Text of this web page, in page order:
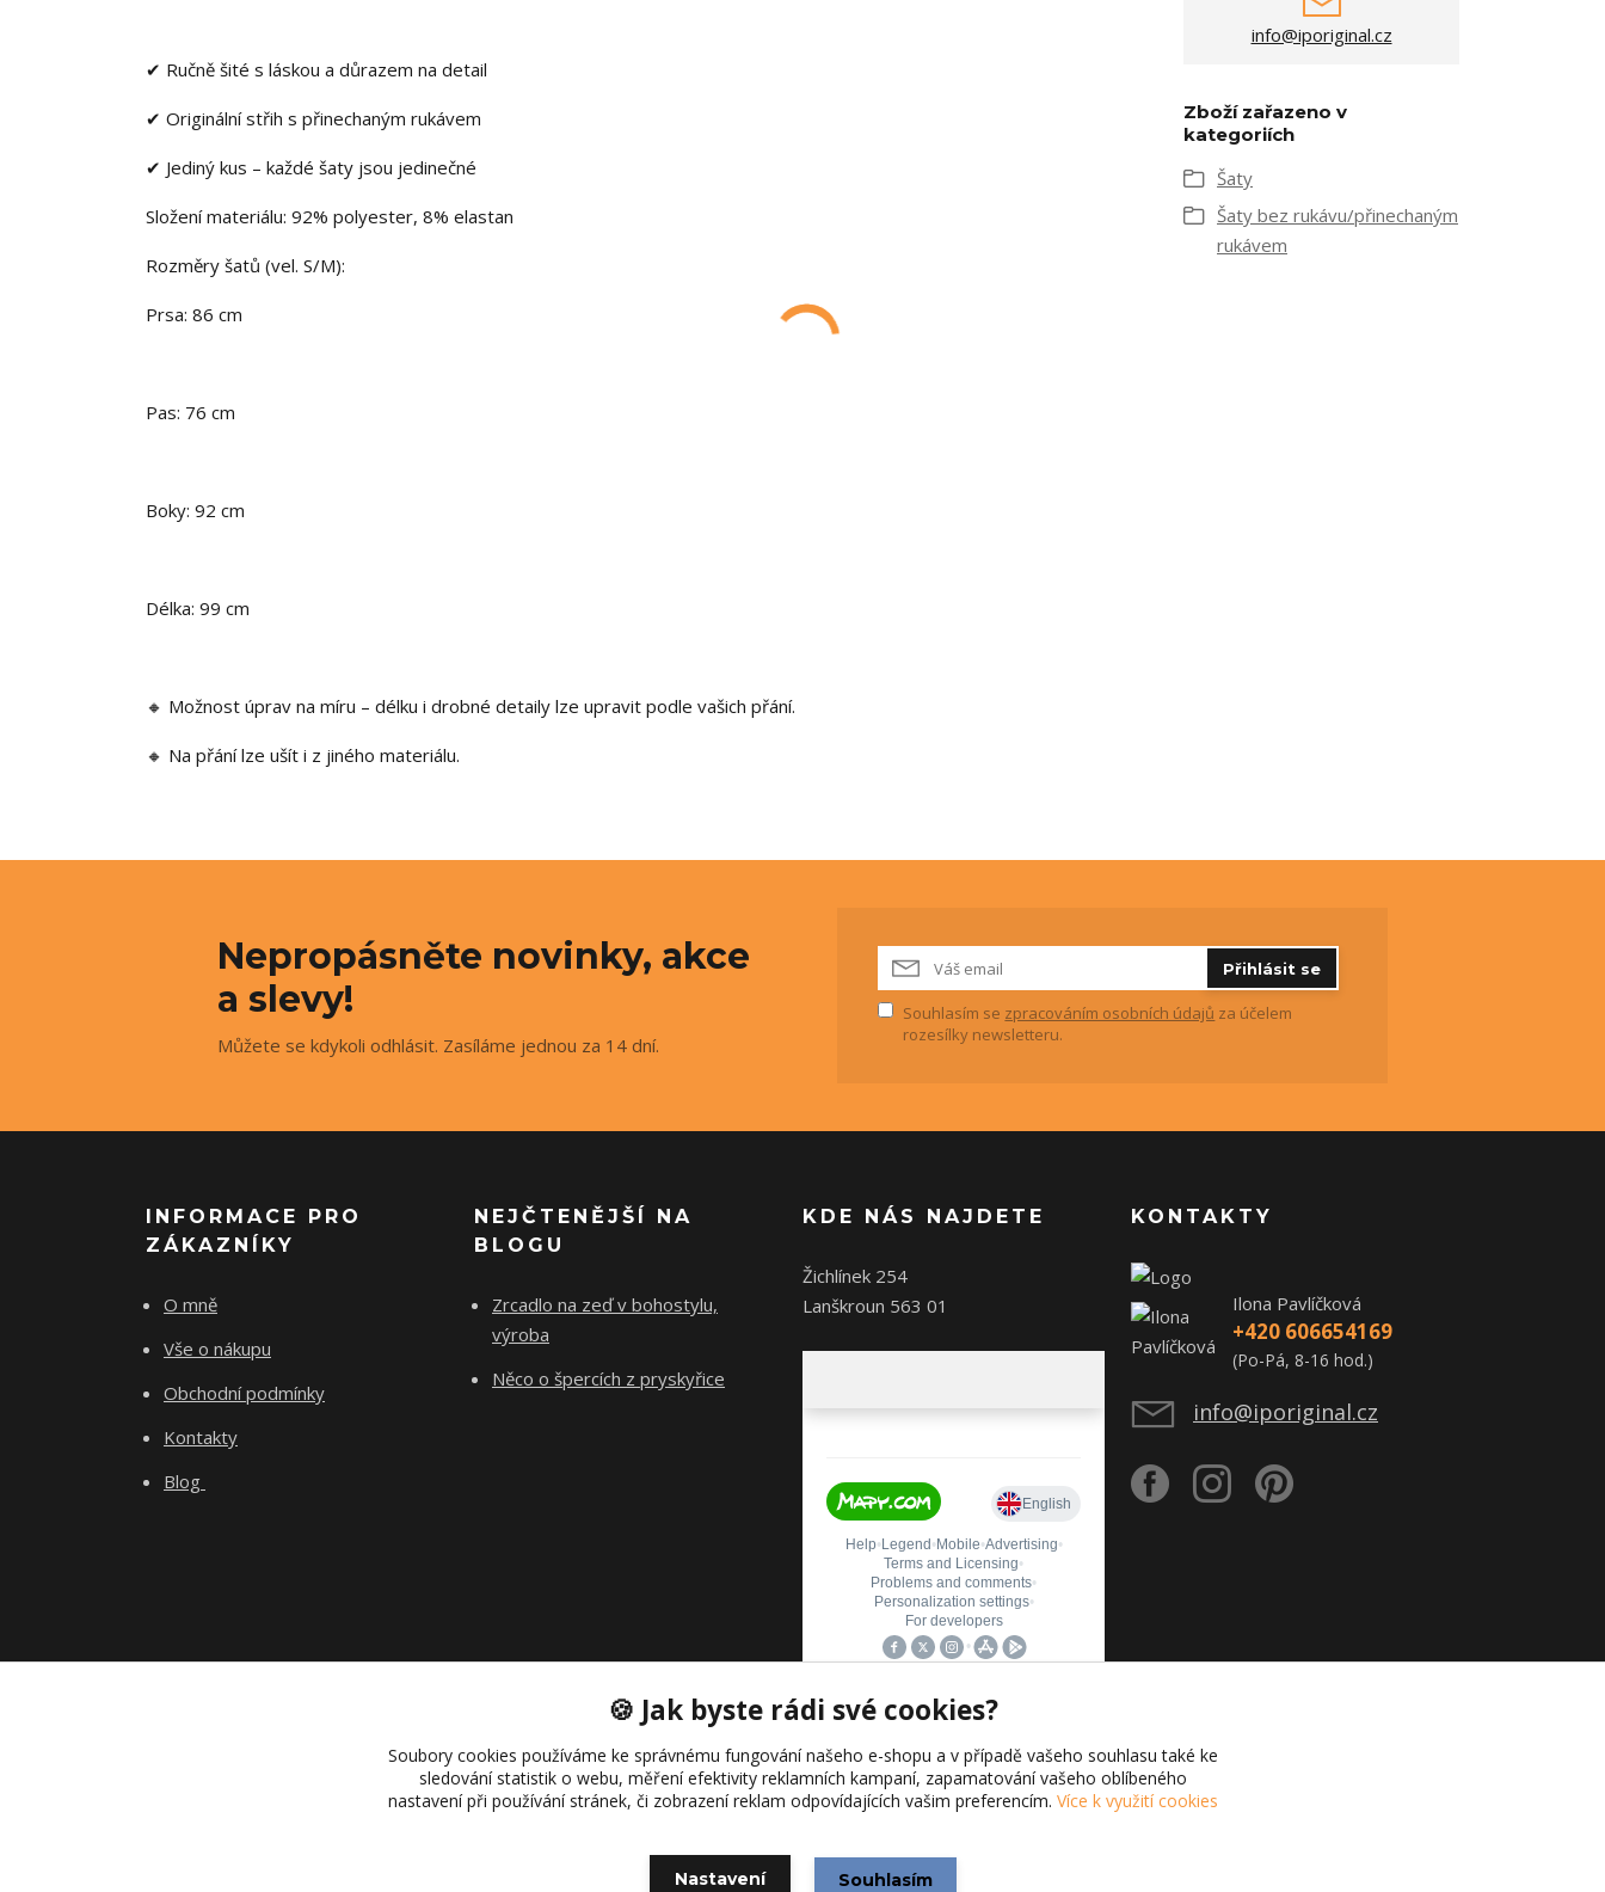
✔ Ručně šité s láskou a důrazem na detail
✔ Originální střih s přinechaným rukávem
✔ Jediný kus – každé šaty jsou jedinečné
Složení materiálu: 92% polyester, 8% elastan
Rozměry šatů (vel. S/M):
Prsa: 86 cm
Pas: 76 cm
Boky: 92 cm
Délka: 99 cm
🔸 Možnost úprav na míru – délku i drobné detaily lze upravit podle vašich přání.
🔸 Na přání lze ušít i z jiného materiálu.
info@iporiginal.cz
Zboží zařazeno v
kategoriích
Šaty
Šaty bez rukávu/přinechaným
rukávem
Nepropásněte novinky, akce
a slevy!
Můžete se kdykoli odhlásit. Zasíláme jednou za 14 dní.
Přihlásit se
Souhlasím se zpracováním osobních údajů za účelem
rozesílky newsletteru.
INFORMACE PRO
ZÁKAZNÍKY
O mně
Vše o nákupu
Obchodní podmínky
Kontakty
Blog
NEJČTENĚJŠÍ NA
BLOGU
Zrcadlo na zeď v bohostylu,
výroba
Něco o špercích z pryskyřice
KDE NÁS NAJDETE
Žichlínek 254
Lanškroun 563 01
KONTAKTY
Ilona Pavlíčková
+420 606654169
(Po-Pá, 8-16 hod.)
info@iporiginal.cz
Vytvořeno na Eshop-rychle.cz
🍪 Jak byste rádi své cookies?
Soubory cookies používáme ke správnému fungování našeho e-shopu a v případě vašeho souhlasu také ke
sledování statistik o webu, měření efektivity reklamních kampaní, zapamatování vašeho oblíbeného
nastavení při používání stránek, či zobrazení reklam odpovídajících vašim preferencím. Více k využití cookies
Nastavení Souhlasím